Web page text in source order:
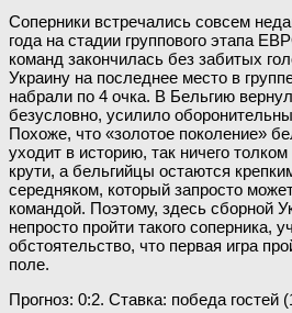
Соперники встречались совсем
года на стадии группового этапа
команд закончилась без забитых
Украину на последнее место в
набрали по 4 очка. В Бельгию
безусловно, усилило
Похоже, что «золотое поколение»
уходит в историю, так ничего
крути, а бельгийцы остаются
середняком, который запросто
командой. Поэтому, здесь сборной
непросто пройти такого соперника,
обстоятельство, что первая игра
поле.
Прогноз: 0:2. Ставка: победа гостей